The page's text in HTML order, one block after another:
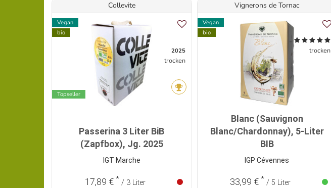
Collevite
Vegan
bio
Topseller
2025
trocken
Passerina 3 Liter BiB
(Zapfbox), Jg. 2025
IGT Marche
17,89 € * / 3 Liter
Vignerons de Tornac
Vegan
bio
trocken
Blanc (Sauvignon
Blanc/Chardonnay), 5-Liter
BIB
IGP Cévennes
33,99 € * / 5 Liter